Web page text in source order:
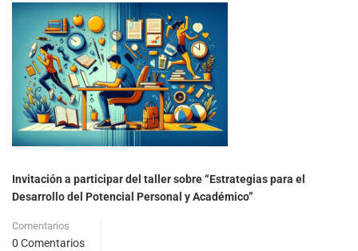
Invitación a participar del taller sobre “Estrategias para el
Desarrollo del Potencial Personal y Académico”
Comentarios
0 Comentarios